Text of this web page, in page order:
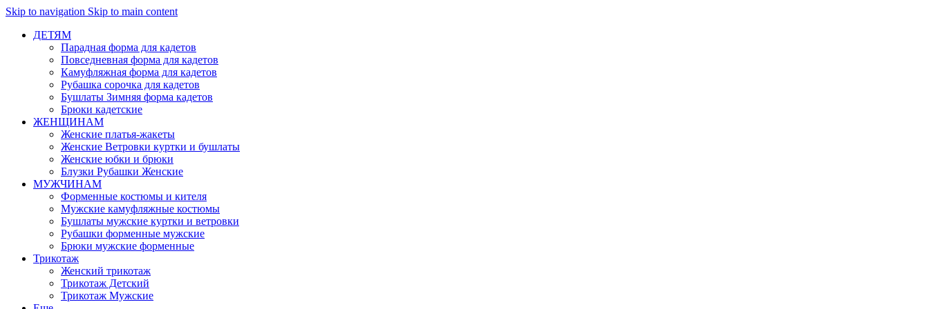
Skip to navigation Skip to main content
ДЕТЯМ
Парадная форма для кадетов
Повседневная форма для кадетов
Камуфляжная форма для кадетов
Рубашка сорочка для кадетов
Бушлаты Зимняя форма кадетов
Брюки кадетские
ЖЕНЩИНАМ
Женские платья-жакеты
Женские Ветровки куртки и бушлаты
Женские юбки и брюки
Блузки Рубашки Женские
МУЖЧИНАМ
Форменные костюмы и кителя
Мужские камуфляжные костюмы
Бушлаты мужские куртки и ветровки
Рубашки форменные мужские
Брюки мужские форменные
Трикотаж
Женский трикотаж
Трикотаж Детский
Трикотаж Мужские